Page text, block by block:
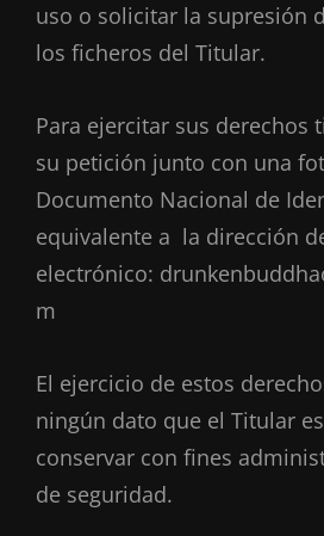
uso o solicitar la supresión
los ficheros del Titular.
Para ejercitar sus derechos
su petición junto con una
Documento Nacional de
equivalente a la dirección
electrónico:
m
El ejercicio de estos
ningún dato que el Titular
conservar con fines
de seguridad.